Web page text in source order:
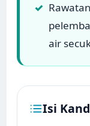
✓
air
Isi